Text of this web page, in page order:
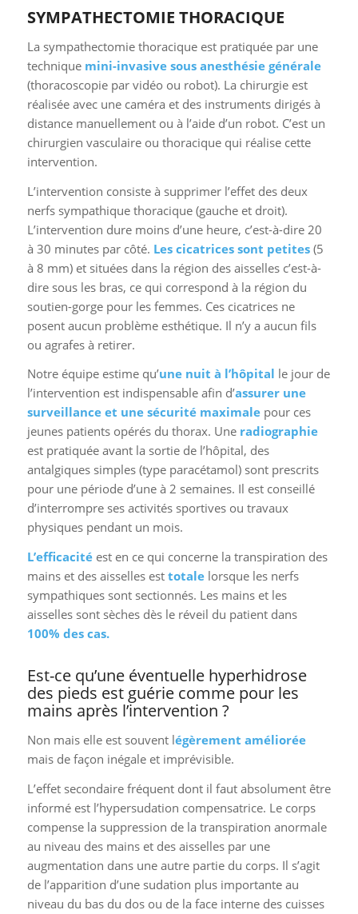
La sympathectomie thoracique est pratiquée par une
techniquemini-invasive sous anesthésie générale
(thoracoscopie par vidéo ou robot). La chirurgie est
réalisée avec une caméra et des instruments dirigés à
distance manuellement ou à l’aide d’un robot. C’est un
chirurgien vasculaire ou thoracique qui réalise cette
intervention.
nerfs sympathique thoracique (gauche et droit).
L’intervention dure moins d’une heure, c’est-à-dire 20
à 30 minutes par côté.Les cicatrices sont petites(5
à 8 mm) et situées dans la région des aisselles c’est-à-
dire sous les bras, ce qui correspond à la région du
soutien-gorge pour les femmes. Ces cicatrices ne
posent aucun problème esthétique. Il n’y a aucun fils
ou agrafes à retirer.
Notre équipe estime qu’
l’intervention est indispensable afin d’assurer une
surveillance et une sécurité maximalepour ces
jeunes patients opérés du thorax. Uneradiographie
est pratiquée avant la sortie de l’hôpital, des
antalgiques simples (type paracétamol) sont prescrits
pour une période d’une à 2 semaines. Il est conseillé
d’interrompre ses activités sportives ou travaux
physiques pendant un mois.
L’efficacité
mains et des aisselles est totalelorsque les nerfs
sympathiques sont sectionnés. Les mains et les
aisselles sont sèches dès le réveil du patient dans
100% des cas.
des pieds est guérie comme pour les
mains après l’intervention ?
Non mais elle est souvent légèrement améliorée
mais de façon inégale et imprévisible.
L’effet secondaire fréquent dont il faut absolument être
informé est l’hypersudation compensatrice. Le corps
compense la suppression de la transpiration anormale
au niveau des mains et des aisselles par une
augmentation dans une autre partie du corps. Il s’agit
de l’apparition d’une sudation plus importante au
niveau du bas du dos ou de la face interne des cuisses
ou du bas ventre, le plus souvent en période de